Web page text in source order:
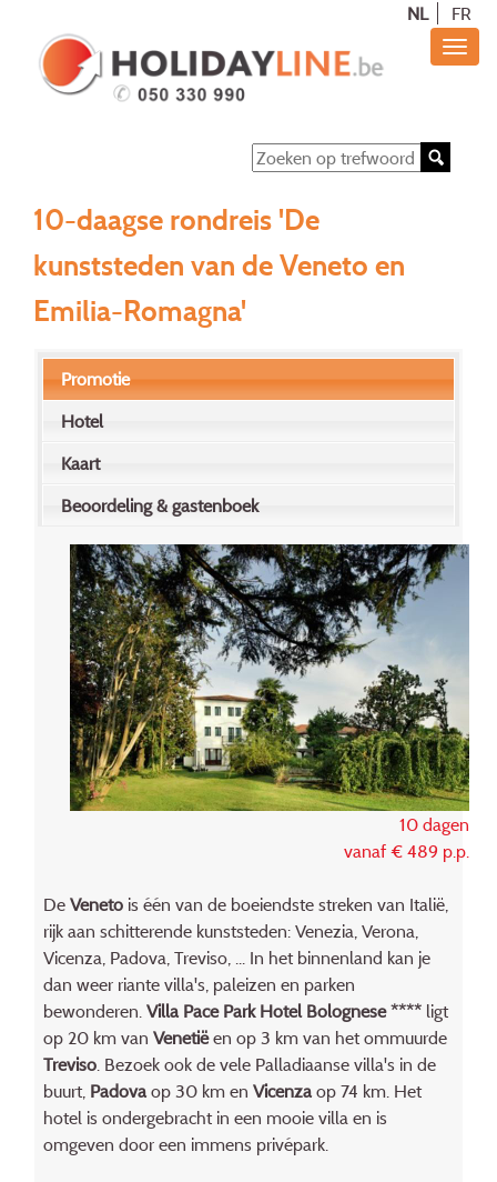
NL FR
10-daagse rondreis 'De
kunststeden van de Veneto en
Emilia-Romagna'
Promotie
Hotel
Kaart
Beoordeling & gastenboek
10 dagen
vanaf € 489 p.p.
De Venetois één van de boeiendste streken van Italië,
rijk aan schitterende kunststeden: Venezia, Verona,
Vicenza, Padova, Treviso, ... In het binnenland kan je
dan weer riante villa's, paleizen en parken
bewonderen. Villa Pace Park Hotel Bolognese ****ligt
op 20 km van Venetiëen op 3 km van het ommuurde
Treviso. Bezoek ook de vele Palladiaanse villa's in de
buurt, Padovaop 30 km en Vicenzaop 74 km. Het
hotel is ondergebracht in een mooie villa en is
omgeven door een immens privépark.